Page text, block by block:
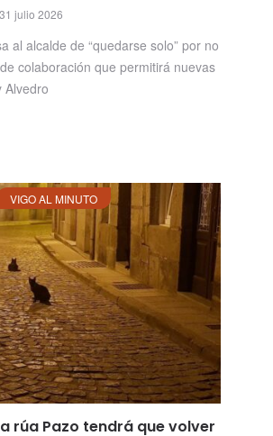
Posted
31 julio 2026
al alcalde de “quedarse solo” por no
colaboración que permitirá nuevas
Alvedro
VIGO AL MINUTO
rúa Pazo tendrá que volver